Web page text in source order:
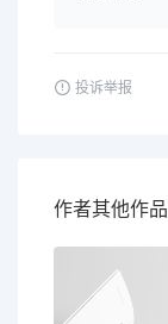
投诉举报
作者其他作品